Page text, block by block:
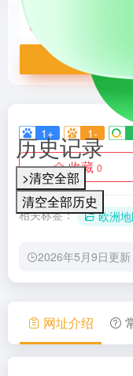
历史记录
>清空全部
清空全部历史
1+ 1-
收藏 0
相关标签： 欧洲
2026年5月9日更新
网址介绍